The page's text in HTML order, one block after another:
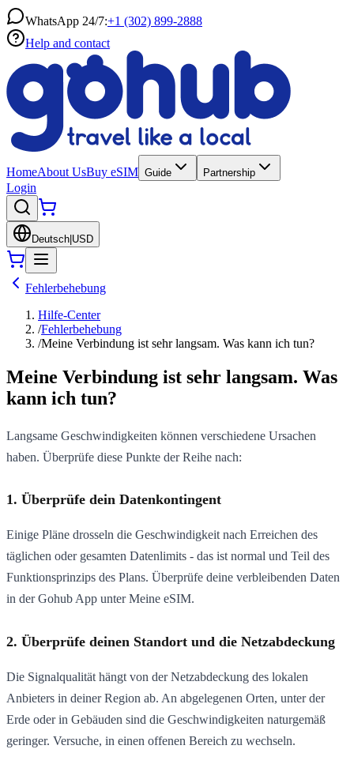
WhatsApp 24/7:+1 (302) 899-2888
Help and contact
HomeAbout UsBuy eSIM Guide Partnership
Login
Deutsch USD
Fehlerbehebung
Hilfe-Center
/Fehlerbehebung
/Meine Verbindung ist sehr langsam. Was kann ich tun?
Meine Verbindung ist sehr langsam. Was
kann ich tun?
Langsame Geschwindigkeiten können verschiedene Ursachen
haben. Überprüfe diese Punkte der Reihe nach:
1. Überprüfe dein Datenkontingent
Einige Pläne drosseln die Geschwindigkeit nach Erreichen des
täglichen oder gesamten Datenlimits - das ist normal und Teil des
Funktionsprinzips des Plans. Überprüfe deine verbleibenden Daten
in der Gohub App unter Meine eSIM.
2. Überprüfe deinen Standort und die Netzabdeckung
Die Signalqualität hängt von der Netzabdeckung des lokalen
Anbieters in deiner Region ab. An abgelegenen Orten, unter der
Erde oder in Gebäuden sind die Geschwindigkeiten naturgemäß
geringer. Versuche, in einen offenen Bereich zu wechseln.